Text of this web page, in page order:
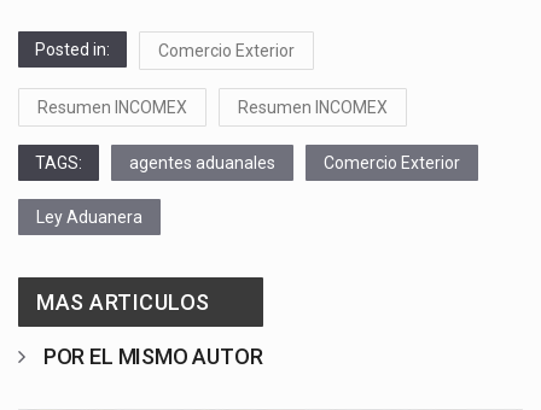
Posted in: Comercio Exterior
Resumen INCOMEX Resumen INCOMEX
TAGS: agentes aduanales Comercio Exterior
Ley Aduanera
MAS ARTICULOS
POR EL MISMO AUTOR